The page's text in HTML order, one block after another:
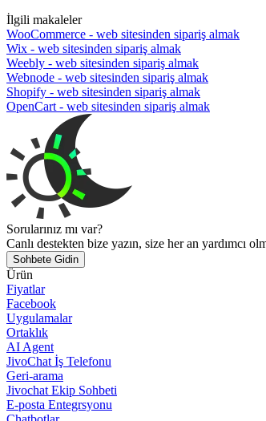
İlgili makaleler
WooCommerce - web sitesinden sipariş almak
Wix - web sitesinden sipariş almak
Weebly - web sitesinden sipariş almak
Webnode - web sitesinden sipariş almak
Shopify - web sitesinden sipariş almak
OpenCart - web sitesinden sipariş almak
Sorularınız mı var?
Canlı destekten bize yazın, size her an yardımcı
Sohbete Gidin
Ürün
Fiyatlar
Facebook
Uygulamalar
Ortaklık
AI Agent
JivoChat İş Telefonu
Geri-arama
Jivochat Ekip Sohbeti
E-posta Entegrsyonu